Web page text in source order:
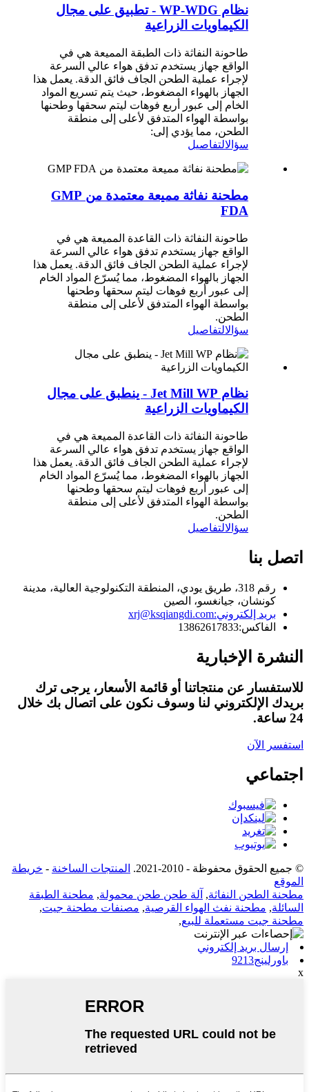
نظام WP-WDG - تطبيق على مجال
الكيماويات الزراعية
طاحونة النفاثة ذات الطبقة المميعة هي في
الواقع جهاز يستخدم تدفق هواء عالي السرعة
لإجراء عملية الطحن الجاف فائق الدقة. يعمل هذا
الجهاز بالهواء المضغوط، حيث يتم تسريع المواد
الخام إلى عبور أربع فوهات ليتم سحقها وطحنها
بواسطة الهواء المتدفق لأعلى إلى منطقة
الطحن، مما يؤدي إلى:
سؤالالتفاصيل
مطحنة نفاثة مميعة معتمدة من GMP
FDA
طاحونة النفاثة ذات القاعدة المميعة هي في
الواقع جهاز يستخدم تدفق هواء عالي السرعة
لإجراء عملية الطحن الجاف فائق الدقة. يعمل هذا
الجهاز بالهواء المضغوط، مما يُسرّع المواد الخام
إلى عبور أربع فوهات ليتم سحقها وطحنها
بواسطة الهواء المتدفق لأعلى إلى منطقة
الطحن.
سؤالالتفاصيل
نظام Jet Mill WP - ينطبق على مجال
الكيماويات الزراعية
طاحونة النفاثة ذات القاعدة المميعة هي في
الواقع جهاز يستخدم تدفق هواء عالي السرعة
لإجراء عملية الطحن الجاف فائق الدقة. يعمل هذا
الجهاز بالهواء المضغوط، مما يُسرّع المواد الخام
إلى عبور أربع فوهات ليتم سحقها وطحنها
بواسطة الهواء المتدفق لأعلى إلى منطقة
الطحن.
سؤالالتفاصيل
اتصل بنا
رقم 318، طريق يودي، المنطقة التكنولوجية العالية، مدينة
كونشان، جيانغسو، الصين
بريد إلكتروني:xrj@ksqiangdi.com
الفاكس:13862617833
النشرة الإخبارية
للاستفسار عن منتجاتنا أو قائمة الأسعار، يرجى ترك
بريدك الإلكتروني لنا وسوف نكون على اتصال بك خلال
24 ساعة.
استفسر الآن
اجتماعي
© جميع الحقوق محفوظة - 2010-2021. المنتجات الساخنة - خريطة
الموقع
مطحنة الطحن النفاثة, آلة طحن طحن محمولة, مطحنة الطبقة
السائلة, مطحنة نفث الهواء القرصية, مصنفات مطحنة جيت,
مطحنة جيت مستعملة للبيع,
إرسال بريد إلكتروني
باورلينج9213
x